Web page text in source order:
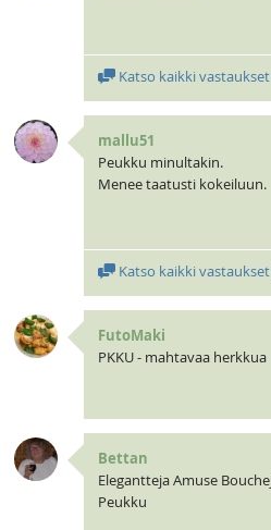
Katso kaikki
mallu51
Peukku minultakin.
Menee taatusti kokeiluun.
Katso kaikki
FutoMaki
PKKU - mahtavaa herkkua
Bettan
Elegantteja Amuse
Peukku